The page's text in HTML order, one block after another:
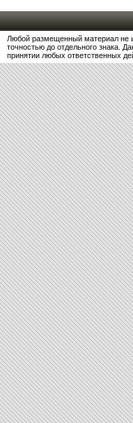
Любой размещенный материал не
точностью до отдельного знака.
принятии любых ответственных